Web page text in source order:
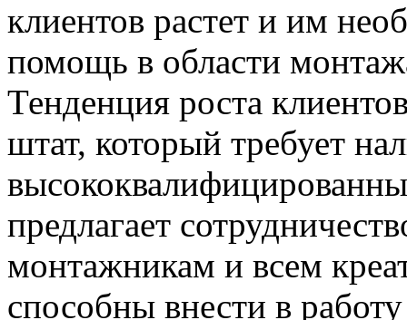
клиентов растет и им
помощь в области
Тенденция роста
штат, который требует
предлагает
монтажникам и всем
способны внести в